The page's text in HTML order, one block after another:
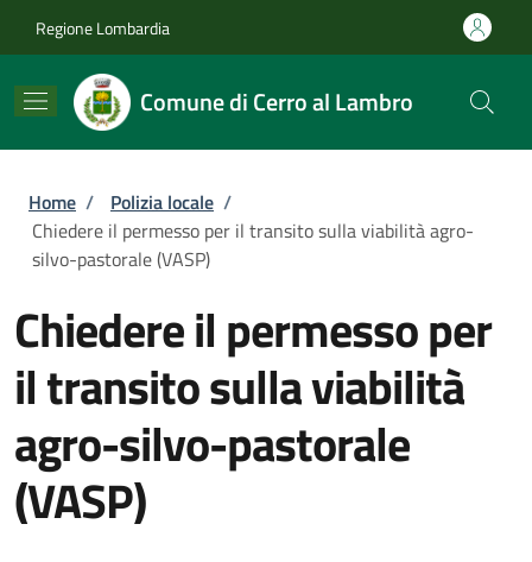
Regione Lombardia
Comune di Cerro al Lambro
Briciole di pane
Home / Polizia locale /
Chiedere il permesso per il transito sulla viabilità agro-
silvo-pastorale (VASP)
Chiedere il permesso per
il transito sulla viabilità
agro-silvo-pastorale
(VASP)